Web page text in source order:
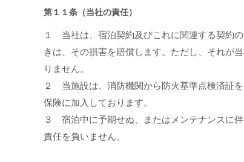
第１１条（当社の責任）
１ 当社は、宿泊契約及びこれに関連する契約
きは、その損害を賠償します。ただし、それが
りません。
２ 当施設は、消防機関から防火基準点検済証
保険に加入しております。
３ 宿泊中に予期せぬ、またはメンテナンスに
責任を負いません。